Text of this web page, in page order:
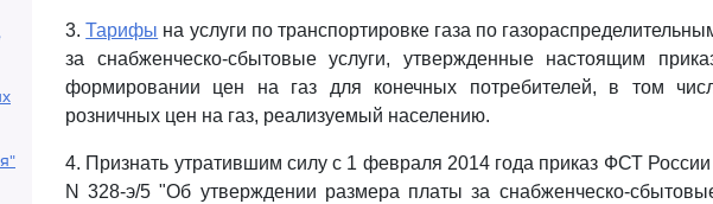
3.Тарифы на услуги по транспортировке газа по
за снабженческо-сбытовые услуги, утвержденные настоящим
формировании цен на газ для конечных потребителей, в том
розничных цен на газ, реализуемый населению.
4. Признать утратившим силу с 1 февраля 2014 года приказ ФСТ России
N 328-э/5 "Об утверждении размера платы за снабженческо-